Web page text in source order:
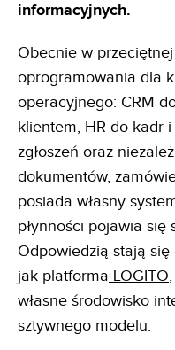
informacyjnych.
Obecnie w
oprogramowania dla
operacyjnego: CRM
klientem, HR do kadr
zgłoszeń oraz
dokumentów,
posiada własny
płynności pojawia się
Odpowiedzią stają
jak platforma LOGITO
własne środowisko
sztywnego modelu.